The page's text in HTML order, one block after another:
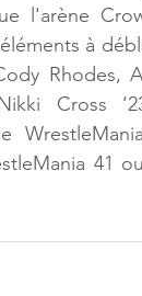
l'arène
à
Rhodes,
Cross
41